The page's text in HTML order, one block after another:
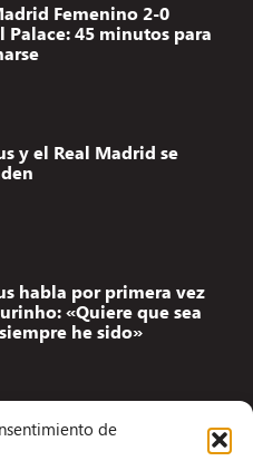
de
Femenino 2-0
Palace: 45 minutos para
y el Real Madrid se
habla por primera vez
«Quiere que sea
he sido»